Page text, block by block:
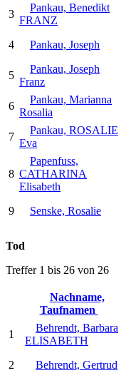
3
Pankau, Benedikt
FRANZ
4 Pankau, Joseph
5
Pankau, Joseph
Franz
6
Pankau, Marianna
Rosalia
7
Pankau, ROSALIE
Eva
8
Papenfuss,
CATHARINA
Elisabeth
9 Senske, Rosalie
Tod
Treffer 1 bis 26 von 26
Nachname,
Taufnamen
1
Behrendt, Barbara
ELISABETH
2 Behrendt, Gertrud